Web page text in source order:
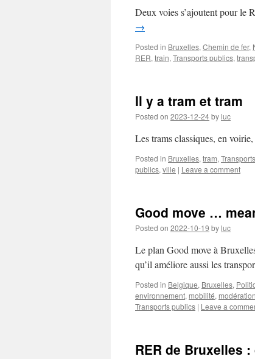
Deux voies s’ajoutent pour le
→
Posted in Bruxelles, Chemin de fer,
RER, train, Transports publics,
Il y a tram et tram
Posted on 2023-12-24byluc
Les trams classiques, en
Posted in Bruxelles, tram,
publics, ville | Leave a comment
Good move …
Posted on 2022-10-19 byluc
Le plan Good move à
qu’il améliore aussi les
Posted in Belgique, Bruxelles,
environnement, mobilité,
Transports publics | Leave a
RER de Bruxelles